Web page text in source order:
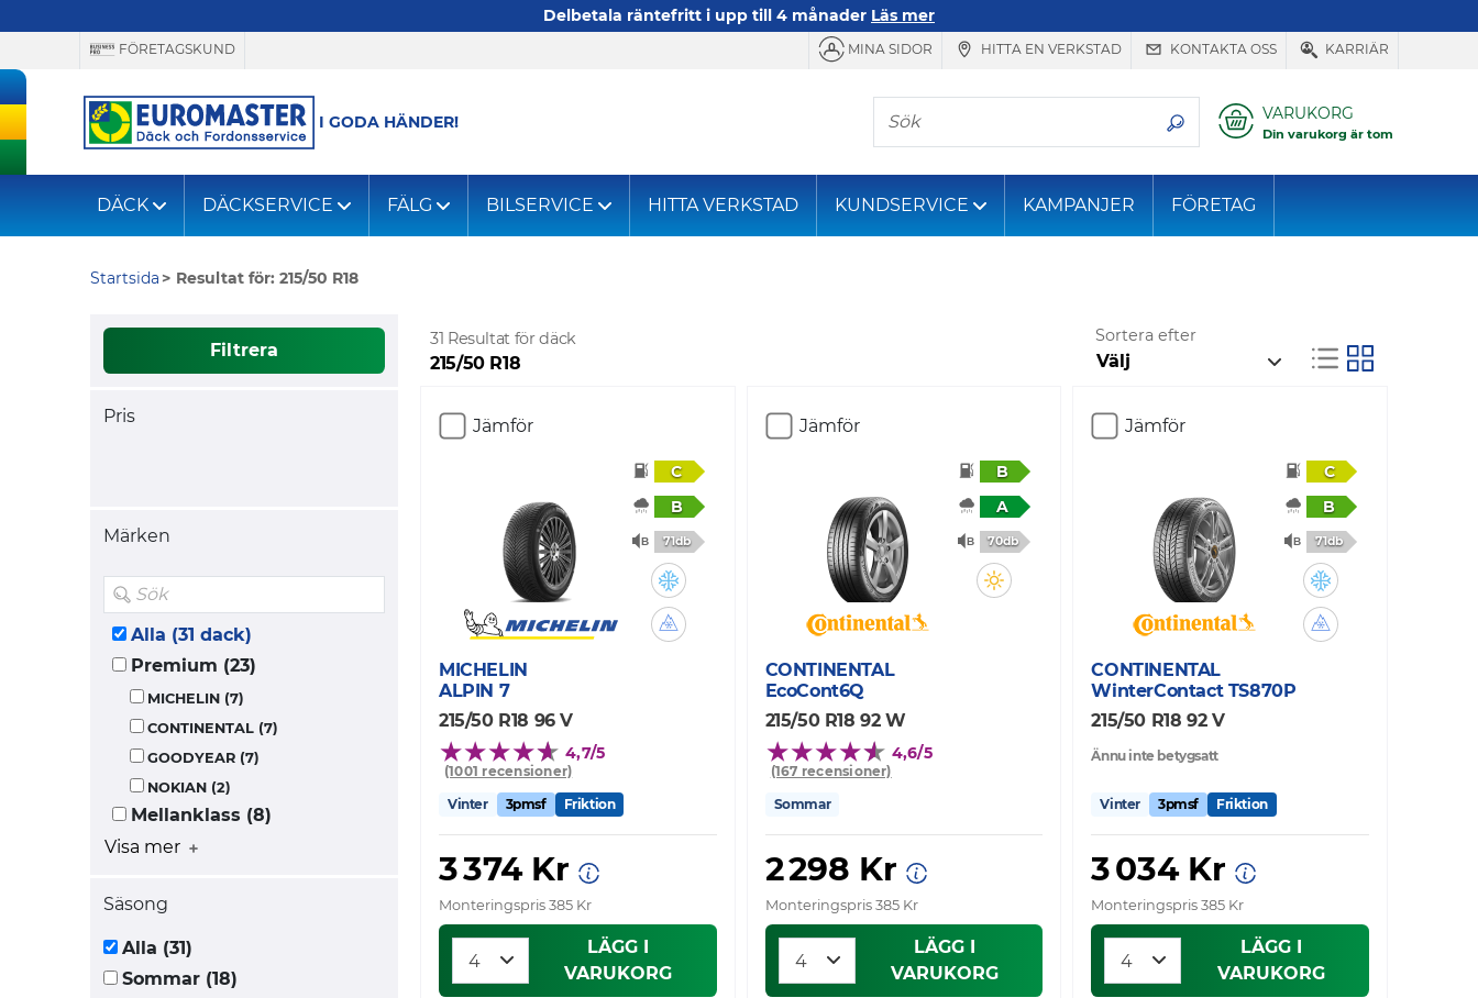
Delbetala räntefritt i upp till 4 månader Läs mer
FÖRETAGSKUND MINA SIDOR HITTA EN VERKSTAD KONTAKTA OSS KARRIÄR
I GODA HÄNDER!
Sök VARUKORG
Din varukorg är tom
DÄCK DÄCKSERVICE FÄLG BILSERVICE HITTA VERKSTAD KUNDSERVICE KAMPANJER FÖRETAG
Startsida Resultat för: 215/50 R18
Filtrera
Pris
Märken
Alla (31 dack)
Premium (23)
MICHELIN (7)
CONTINENTAL (7)
GOODYEAR (7)
NOKIAN (2)
Mellanklass (8)
Visa mer
Säsong
Alla (31)
Sommar (18)
31 Resultat för däck
215/50 R18
Sortera efter
Jämför
C
B
71db
MICHELIN
ALPIN 7
215/50 R18 96 V
4,7/5
(1001 recensioner)
Vinter
3pmsf Friktion
3 374 Kr
Monteringspris 385 Kr
LÄGG I
VARUKORG
Jämför
B
A
70db
CONTINENTAL
EcoCont6Q
215/50 R18 92 W
4,6/5
(167 recensioner)
Sommar
2 298 Kr
Monteringspris 385 Kr
LÄGG I
VARUKORG
Jämför
C
B
71db
CONTINENTAL
WinterContact TS870P
215/50 R18 92 V
Ännu inte betygsatt
Vinter 3pmsf Friktion
3 034 Kr
Monteringspris 385 Kr
LÄGG I
VARUKORG